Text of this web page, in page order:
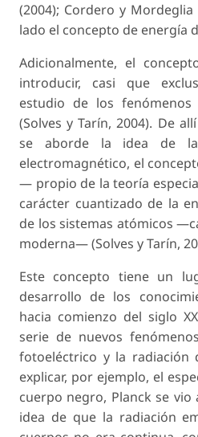
(2004); Cordero y
lado el concepto de energía
Adicionalmente, el
introducir, casi que
estudio de los fenómenos
(Solves y Tarín, 2004). De
se aborde la idea de
electromagnético, el
— propio de la teoría
carácter cuantizado de la
de los sistemas atómicos
moderna— (Solves y Tarín,
Este concepto tiene un
desarrollo de los
hacia comienzo del siglo
serie de nuevos
fotoeléctrico y la radiación
explicar, por ejemplo, el
cuerpo negro, Planck se
idea de que la radiación